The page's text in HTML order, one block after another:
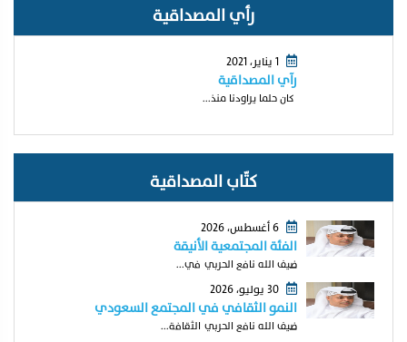
رأي المصداقية
1 يناير، 2021
رآي المصداقية
كان حلما يراودنا منذ...
كتّاب المصداقية
6 أغسطس، 2026
الفئة المجتمعية الأنيقة
ضيف الله نافع الحربي في...
30 يوليو، 2026
النمو الثقافي في المجتمع السعودي
ضيف الله نافع الحربي الثقافة...